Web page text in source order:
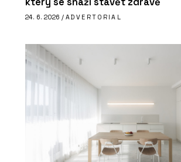
24. 6. 2026 / ADVERTORIAL